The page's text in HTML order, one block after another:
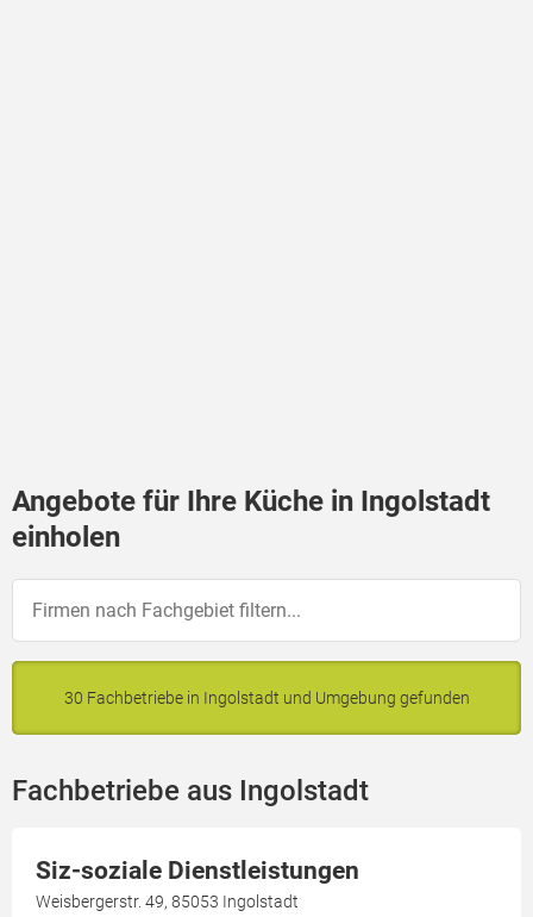
Angebote für Ihre Küche in Ingolstadt
einholen
30 Fachbetriebe in Ingolstadt und Umgebung gefunden
Fachbetriebe aus Ingolstadt
Siz-soziale Dienstleistungen
Weisbergerstr. 49, 85053 Ingolstadt